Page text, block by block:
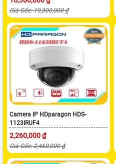
Giá Gốc: 19,300,000 ₫
Camera IP HDparagon HDS-
1123IRUF4
2,260,000 ₫
Giá Gốc: 2,460,000 ₫